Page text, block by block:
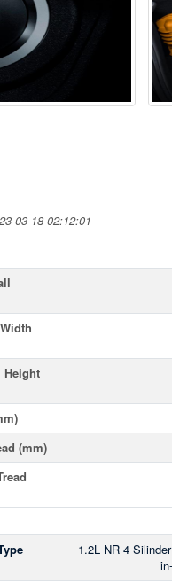
03-18 02:12:01
Height
(mm)
1.2L NR 4